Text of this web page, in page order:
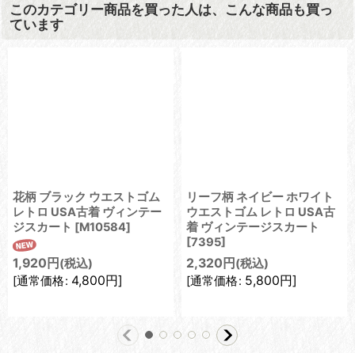
このカテゴリー商品を買った人は、こんな商品も買っ
ています
花柄 ブラック ウエストゴム
レトロ USA古着 ヴィンテー
ジスカート [M10584]
1,920 円 (税込)
[通常価格: 4,800円]
リーフ柄 ネイビー ホワイト
ウエストゴム レトロ USA古
着 ヴィンテージスカート
[7395]
2,320 円 (税込)
[通常価格: 5,800円]